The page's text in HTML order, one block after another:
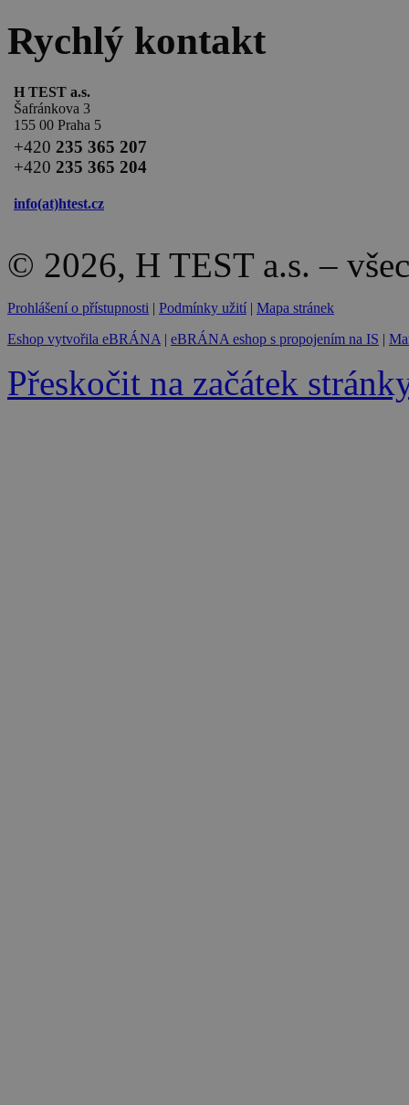
Rychlý kontakt
H TEST a.s.
Šafránkova 3
155 00 Praha 5
+420 235 365 207
+420 235 365 204
info(at)htest.cz
© 2026, H TEST a.s. –
Prohlášení o přístupnosti | Podmínky užití | Mapa stránek
Eshop vytvořila eBRÁNA | eBRÁNA eshop s propojením na IS |
Přeskočit na začátek